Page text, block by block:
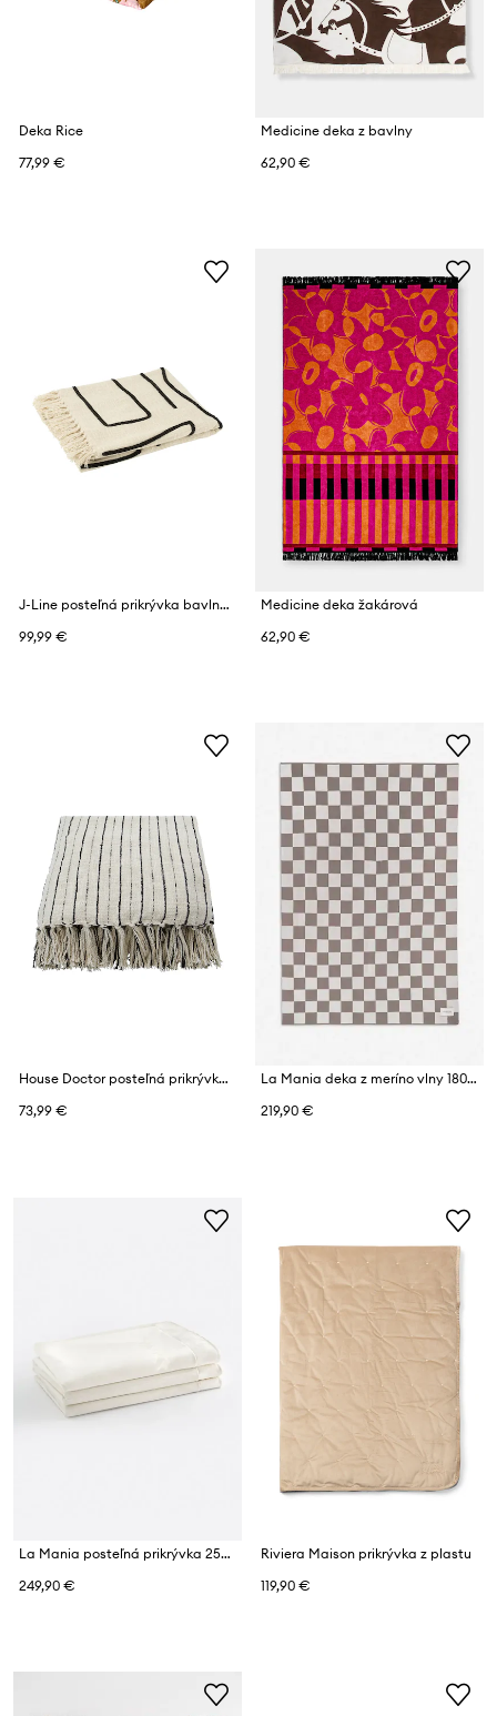
Deka Rice
77,99 €
Medicine deka z bavlny
62,90 €
J-Line posteľná prikrývka bavlnená 180 x 130 cm
99,99 €
Medicine deka žakárová
62,90 €
House Doctor posteľná prikrývka z bavlny 180 x 130 cm
73,99 €
La Mania deka z meríno vlny 180 x 140 cm
219,90 €
La Mania posteľná prikrývka 250 x 230 cm
249,90 €
Riviera Maison prikrývka z plastu
119,90 €